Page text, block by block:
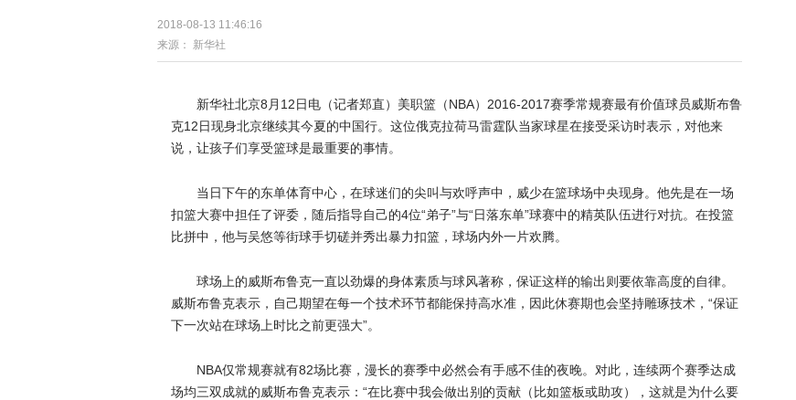
2018-08-13 11:46:16
来源：
新华社
新华社北京8月12日电（记者郑直）美职篮（NBA）2016-2017赛季常规赛最有价值球员威斯布鲁
克12日现身北京继续其今夏的中国行。这位俄克拉荷马雷霆队当家球星在接受采访时表示，对他来
说，让孩子们享受篮球是最重要的事情。
当日下午的东单体育中心，在球迷们的尖叫与欢呼声中，威少在篮球场中央现身。他先是在一场
扣篮大赛中担任了评委，随后指导自己的4位“弟子”与“日落东单”球赛中的精英队伍进行对抗。在投篮
比拼中，他与吴悠等街球手切磋并秀出暴力扣篮，球场内外一片欢腾。
球场上的威斯布鲁克一直以劲爆的身体素质与球风著称，保证这样的输出则要依靠高度的自律。
威斯布鲁克表示，自己期望在每一个技术环节都能保持高水准，因此休赛期也会坚持雕琢技术，“保证
下一次站在球场上时比之前更强大”。
NBA仅常规赛就有82场比赛，漫长的赛季中必然会有手感不佳的夜晚。对此，连续两个赛季达成
场均三双成就的威斯布鲁克表示：“在比赛中我会做出别的贡献（比如篮板或助攻），这就是为什么要